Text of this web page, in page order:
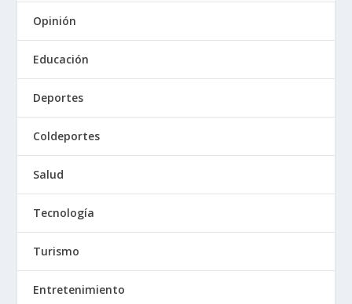
Opinión
Educación
Deportes
Coldeportes
Salud
Tecnología
Turismo
Entretenimiento